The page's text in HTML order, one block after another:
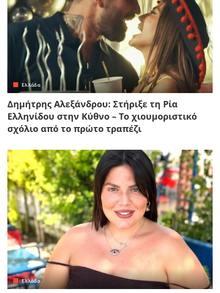
Ελλάδα
Δημήτρης Αλεξάνδρου: Στήριξε τη Ρία
Ελληνίδου στην Κύθνο – Το χιουμοριστικό
σχόλιο από το πρώτο τραπέζι
Ελλάδα